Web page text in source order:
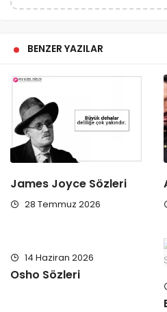
BENZER YAZILAR
James Joyce Sözleri
28 Temmuz 2026
14 Haziran 2026
Osho Sözleri